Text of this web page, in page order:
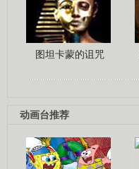
图坦卡蒙的诅咒
动画台推荐